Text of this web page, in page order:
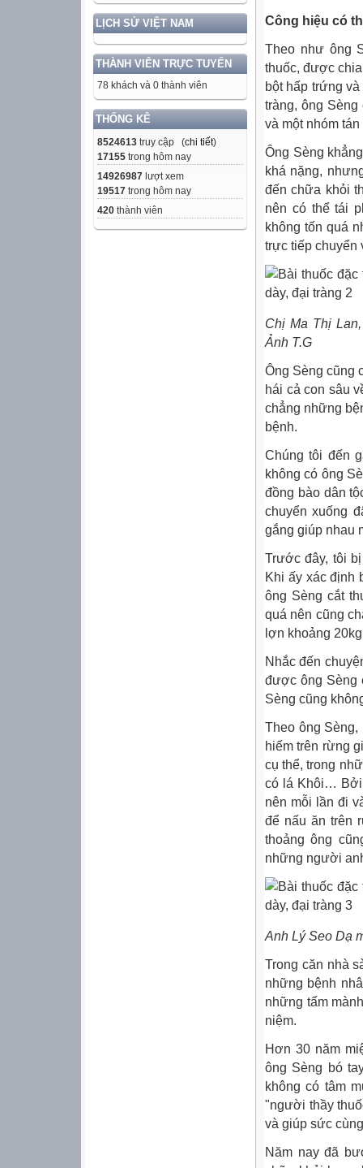
LỊCH SỬ VIỆT NAM
THÀNH VIÊN TRỰC TUYẾN
78 khách và 0 thành viên
THỐNG KÊ
8524613 truy cập (chi tiết)
17155 trong hôm nay
14926987 lượt xem
19517 trong hôm nay
420 thành viên
Công hiệu có
Theo như ông
thuốc, được
bột hấp trứng
tràng, ông Sèng
và một nhóm
Ông Sèng
khá nặng,
đến chữa khỏi
nên có thể tái
không tốn quá
trực tiếp chuyển
Chị Ma Thị
Ảnh T.G
Ông Sèng cũng
hái cả con sâu
chẳng những
bệnh.
Chúng tôi đến
không có ông
đồng bào dân
chuyển xuống
gắng giúp nhau
Trước đây, tôi
Khi ấy xác định
ông Sèng cắt
quá nên cũng
lợn khoảng
Nhắc đến
được ông Sèng
Sèng cũng
Theo ông
hiếm trên rừng
cụ thể, trong
có lá Khôi… Bởi
nên mỗi lần đi
để nấu ăn trên
thoảng ông
những người
Anh Lý Seo Dạ
Trong căn nhà
những bệnh
những tấm
niệm.
Hơn 30 năm
ông Sèng bó
không có tâm
"người thầy
và giúp sức
Năm nay đã